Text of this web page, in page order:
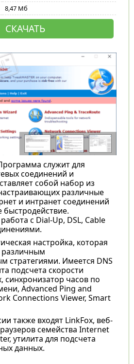
8,47 Мб
СКАЧАТЬ
служит для
соединений и
собой набор из
различные
и интранет соединений
с Dial-Up, DSL, Cable
настройка, которая
различным
стратегиями. Имеется DNS
подсчета скорости
синхронизатор часов по
Advanced Ping and
Connections Viewer, Smart
также входят LinkFox, веб-
семейства Internet
утилита для подсчета
данных.